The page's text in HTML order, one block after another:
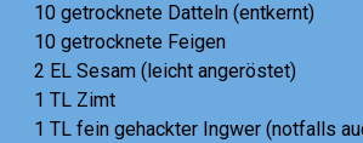
10 getrocknete Datteln (entkernt)
10 getrocknete Feigen
2 EL Sesam (leicht angeröstet)
1 TL Zimt
1 TL fein gehackter Ingwer (notfalls